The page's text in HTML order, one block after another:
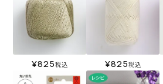
¥825税込 ¥825税込